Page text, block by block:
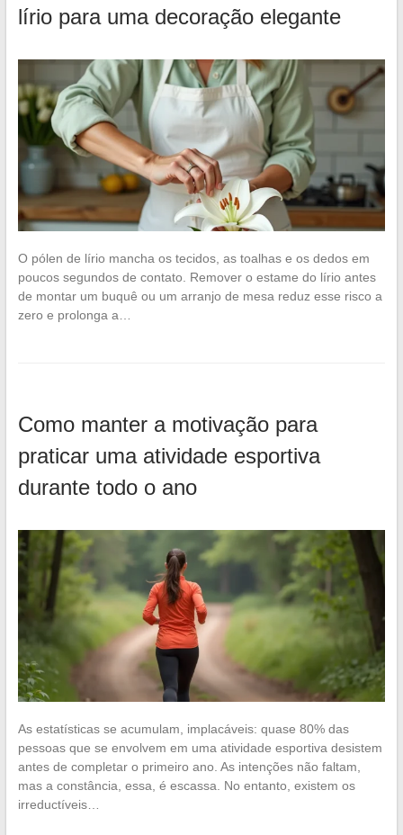
lírio para uma decoração elegante
O pólen de lírio mancha os tecidos, as toalhas e os dedos em
poucos segundos de contato. Remover o estame do lírio antes
de montar um buquê ou um arranjo de mesa reduz esse risco a
zero e prolonga a…
Como manter a motivação para
praticar uma atividade esportiva
durante todo o ano
As estatísticas se acumulam, implacáveis: quase 80% das
pessoas que se envolvem em uma atividade esportiva desistem
antes de completar o primeiro ano. As intenções não faltam,
mas a constância, essa, é escassa. No entanto, existem os
irreductíveis…